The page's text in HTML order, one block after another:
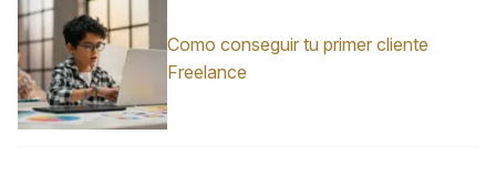
Como conseguir tu primer cliente
Freelance